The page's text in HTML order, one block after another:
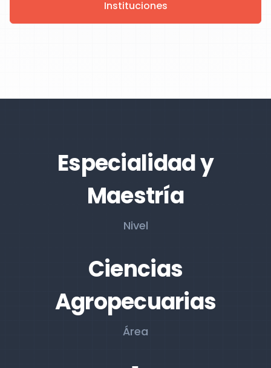
Instituciones
Especialidad y
Maestría
Nivel
Ciencias
Agropecuarias
Área